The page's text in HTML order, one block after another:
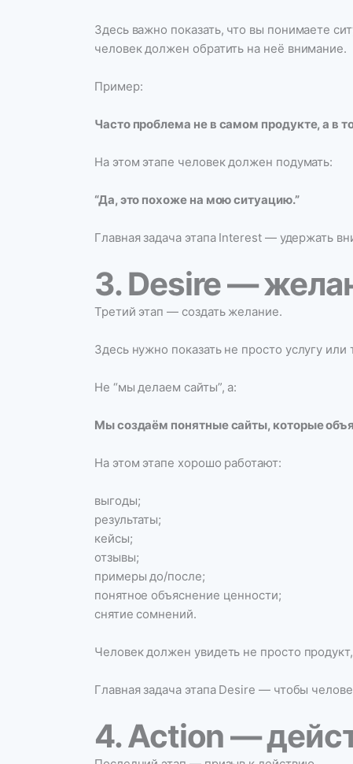
Здесь важно показать, что вы понимаете
человек должен обратить на неё внимание.
Пример:
Часто проблема не в самом продукте, а в
На этом этапе человек должен подумать:
“Да, это похоже на мою ситуацию.”
Главная задача этапа Interest — удержать
3. Desire —
Третий этап — создать желание.
Здесь нужно показать не просто услугу или
Не “мы делаем сайты”, а:
Мы создаём понятные сайты, которые
На этом этапе хорошо работают:
выгоды;
результаты;
кейсы;
отзывы;
примеры до/после;
понятное объяснение ценности;
снятие сомнений.
Человек должен увидеть не просто
Главная задача этапа Desire — чтобы
4. Action —